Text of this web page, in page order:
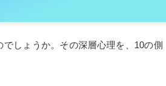
しょうか。その深層心理を、10の側